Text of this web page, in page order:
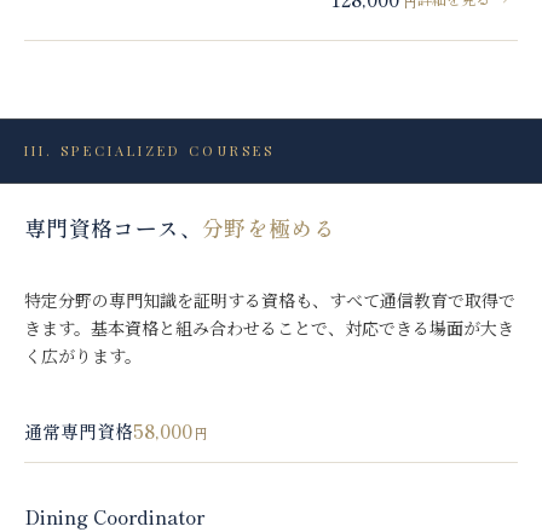
III.SPECIALIZED COURSES
専門資格コース、 分野を極める
特定分野の専門知識を証明する資格も、すべて通信教育で取得で
きます。基本資格と組み合わせることで、対応できる場面が大き
く広がります。
通常専門資格58,000円
Dining Coordinator